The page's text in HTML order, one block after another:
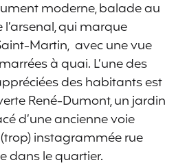
moderne, balade au
qui marque
Martin, avec une vue
à quai. L’une des
des habitants est
René-Dumont, un jardin
d’une ancienne voie
instagrammée rue
dans le quartier.